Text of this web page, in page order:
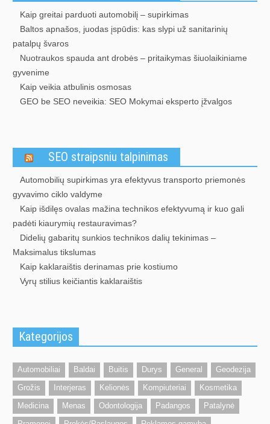
Kaip greitai parduoti automobilį – supirkimas
Baltos apnašos, juodas įspūdis: kas slypi už sanitarinių
patalpų švaros
Nuotraukos spauda ant drobės – pritaikymas šiuolaikiniame
gyvenime
Kaip veikia atbulinis osmosas
GEO be SEO neveikia: SEO Mokymai eksperto įžvalgos
SEO straipsniu talpinimas
Automobilių supirkimas yra efektyvus transporto priemonės
gyvavimo ciklo valdyme
Kaip išdilęs ovalas mažina technikos efektyvumą ir kuo gali
padėti kiaurymių restauravimas?
Didelių gabaritų sunkios technikos dalių tekinimas –
Maksimalus tikslumas
Kaip kaklaraištis derinamas prie kostiumo
Vyrų stilius keičiantis kaklaraištis
Kategorijos
Automobiliai Baldai Buitis Durys General
Geodezija
Grožis
Interjeras Kelionės Kompiuteriai
Kosmetika
Medicina
Menas Odontologija Padangos
Patalynė